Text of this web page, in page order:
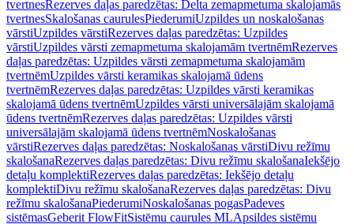
tvertnesRezerves daļas paredzētas: Delta zemapmetuma skalojamās
tvertnesSkalošanas caurulesPiederumiUzpildes un noskalošanas
vārstiUzpildes vārstiRezerves daļas paredzētas: Uzpildes
vārstiUzpildes vārsti zemapmetuma skalojamām tvertnēmRezerves
daļas paredzētas: Uzpildes vārsti zemapmetuma skalojamām
tvertnēmUzpildes vārsti keramikas skalojamā ūdens
tvertnēmRezerves daļas paredzētas: Uzpildes vārsti keramikas
skalojamā ūdens tvertnēmUzpildes vārsti universālajām skalojamā
ūdens tvertnēmRezerves daļas paredzētas: Uzpildes vārsti
universālajām skalojamā ūdens tvertnēmNoskalošanas
vārstiRezerves daļas paredzētas: Noskalošanas vārstiDivu režīmu
skalošanaRezerves daļas paredzētas: Divu režīmu skalošanaIekšējo
detaļu komplektiRezerves daļas paredzētas: Iekšējo detaļu
komplektiDivu režīmu skalošanaRezerves daļas paredzētas: Divu
režīmu skalošanaPiederumiNoskalošanas pogasPadeves
sistēmasGeberit FlowFitSistēmu caurules MLApsildes sistēmu